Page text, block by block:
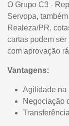
O Grupo C3 -
Servopa,
Realeza/PR,
cartas podem
com aprovação
Vantagens:
Agilidade na
Negociação